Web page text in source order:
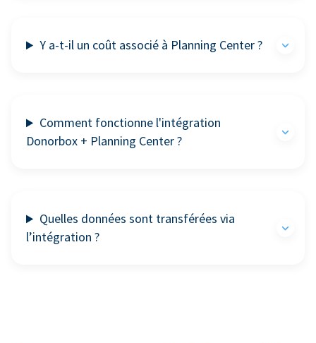
Y a-t-il un coût associé à Planning Center ?
Comment fonctionne l'intégration
Donorbox + Planning Center ?
Quelles données sont transférées via
l’intégration ?